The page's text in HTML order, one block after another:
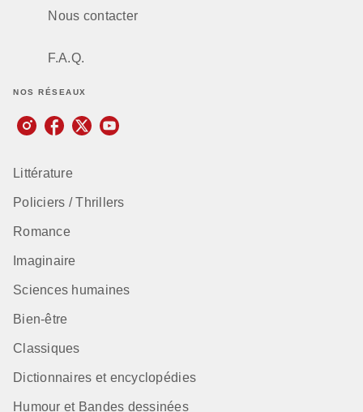
Nous contacter
F.A.Q.
NOS RÉSEAUX
Littérature
Policiers / Thrillers
Romance
Imaginaire
Sciences humaines
Bien-être
Classiques
Dictionnaires et encyclopédies
Humour et Bandes dessinées